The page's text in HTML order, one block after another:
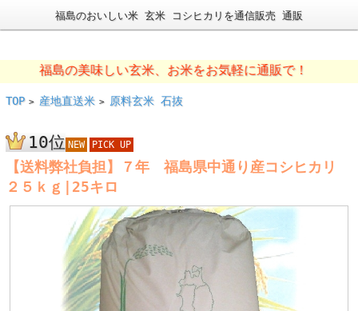
福島のおいしい米 玄米 コシヒカリを通信販売 通販
福島の美味しい玄米、お米をお気軽に通販で！
TOP > 産地直送米 > 原料玄米 石抜
10位 NEW PICK UP
【送料弊社負担】７年 福島県中通り産コシヒカリ
２５ｋｇ|25キロ